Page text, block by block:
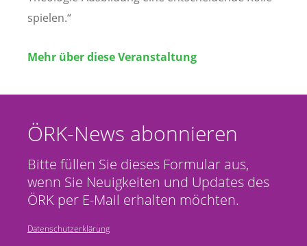
spielen.“
Mehr über diese Veranstaltung
ÖRK-News abonnieren
Bitte füllen Sie dieses Formular aus,
wenn Sie Neuigkeiten und Updates des
ÖRK per E-Mail erhalten möchten.
Datenschutzerklärung